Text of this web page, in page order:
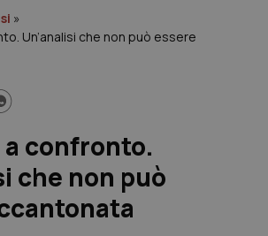
»
Un’analisi che non può essere
confronto.
che non può